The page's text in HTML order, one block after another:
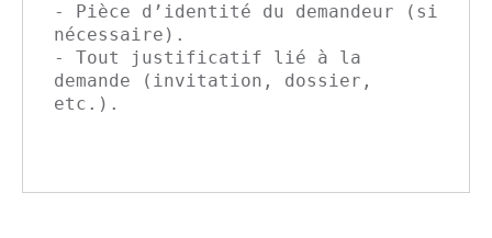
- Pièce d’identité du demandeur (si
nécessaire).
- Tout justificatif lié à la
demande (invitation, dossier,
etc.).